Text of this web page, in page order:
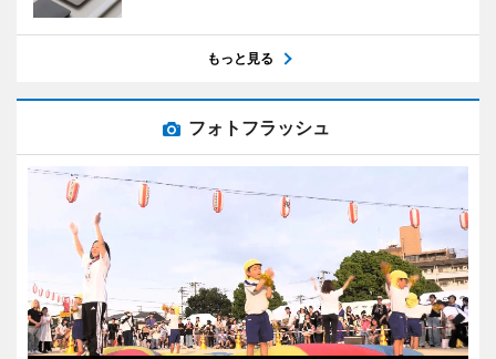
もっと見る
フォトフラッシュ